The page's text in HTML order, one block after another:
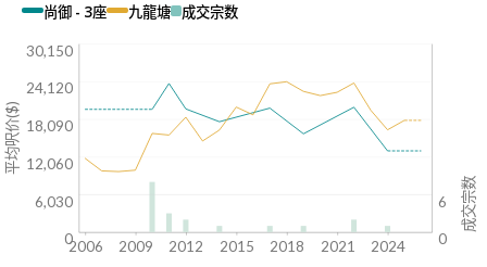
尚御 - 3座 九龍塘 成交宗数
6
0
2006 2009 2012 2015 2018 2021 2024
成交宗数
30,150
24,120
18,090
12,060
6,030
0
平均呎价($)